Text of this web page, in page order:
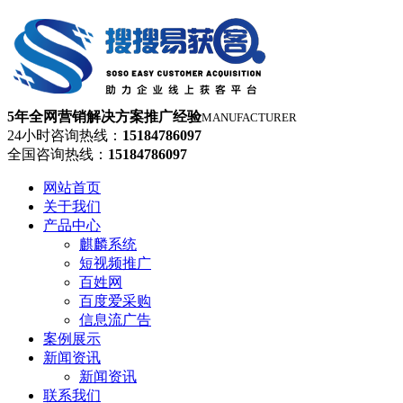
5年全网营销解决方案推广经验MANUFACTURER
24小时咨询热线： 15184786097
全国咨询热线： 15184786097
网站首页
关于我们
产品中心
麒麟系统
短视频推广
百姓网
百度爱采购
信息流广告
案例展示
新闻资讯
新闻资讯
联系我们